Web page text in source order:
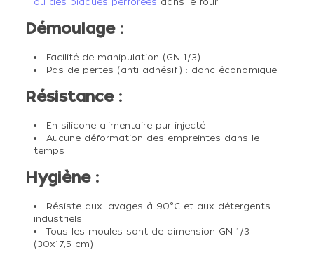
Démoulage :
Facilité de manipulation (GN 1/3)
Pas de pertes (anti-adhésif) : donc économique
Résistance :
En silicone alimentaire pur injecté
Aucune déformation des empreintes dans le
temps
Hygiène :
Résiste aux lavages à 90°C et aux détergents
industriels
Tous les moules sont de dimension GN 1/3
(30x17,5 cm)